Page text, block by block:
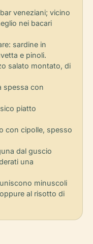
veneziani; vicino
nei bacari
sardine in
e pinoli.
salato montato, di
spessa con
piatto
con cipolle, spesso
dal guscio
una
minuscoli
al risotto di